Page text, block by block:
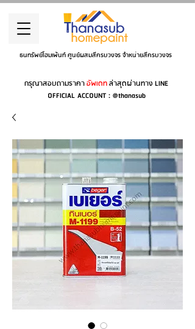
ธนทรัพย์โฮมเพ้นท์ ศูนย์ผสมสีครบวงจร จำหน่ายสีครบวงจร
กรุณาสอบถามราคาอัพเดทล่าสุดผ่านทาง LINE
OFFICIAL ACCOUNT : @thanasub